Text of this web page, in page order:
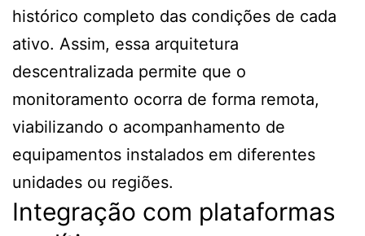
histórico completo das condições de cada
ativo. Assim, essa arquitetura
descentralizada permite que o
monitoramento ocorra de forma remota,
viabilizando o acompanhamento de
equipamentos instalados em diferentes
unidades ou regiões.
Integração com plataformas